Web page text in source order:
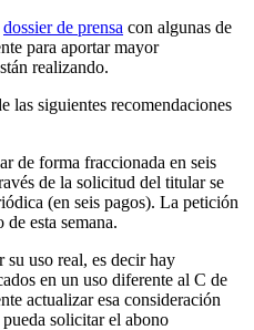
dossier de prensa con algunas de
para aportar mayor
realizando.
las siguientes recomendaciones
de forma fraccionada en seis
de la solicitud del titular se
(en seis pagos). La petición
de esta semana.
su uso real, es decir hay
en un uso diferente al C de
actualizar esa consideración
solicitar el abono